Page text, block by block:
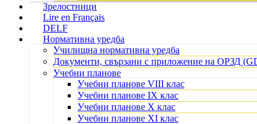
Зрелостници
Lire en Français
DELF
Нормативна уредба
Училищна нормативна уредба
Документи, свързани с приложение на ОРЗД
Учебни планове
Учебни планове VIII клас
Учебни планове IX клас
Учебни планове X клас
Учебни планове XI клас